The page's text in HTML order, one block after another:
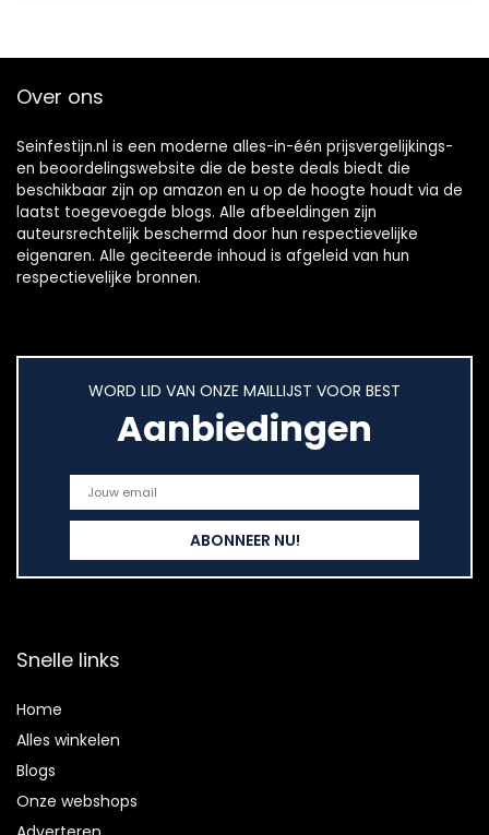
Over ons
Seinfestijn.nl is een moderne alles-in-één prijsvergelijkings-
en beoordelingswebsite die de beste deals biedt die
beschikbaar zijn op amazon en u op de hoogte houdt via de
laatst toegevoegde blogs. Alle afbeeldingen zijn
auteursrechtelijk beschermd door hun respectievelijke
eigenaren. Alle geciteerde inhoud is afgeleid van hun
respectievelijke bronnen.
WORD LID VAN ONZE MAILLIJST VOOR BEST
Aanbiedingen
Snelle links
Home
Alles winkelen
Blogs
Onze webshops